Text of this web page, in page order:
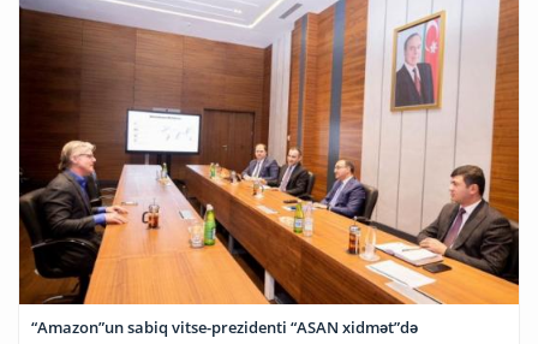
“Amazon”un sabiq vitse-prezidenti “ASAN xidmət”də